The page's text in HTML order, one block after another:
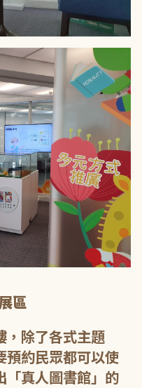
區
，除了各式主題
預約民眾都可以使
「真人圖書館」的